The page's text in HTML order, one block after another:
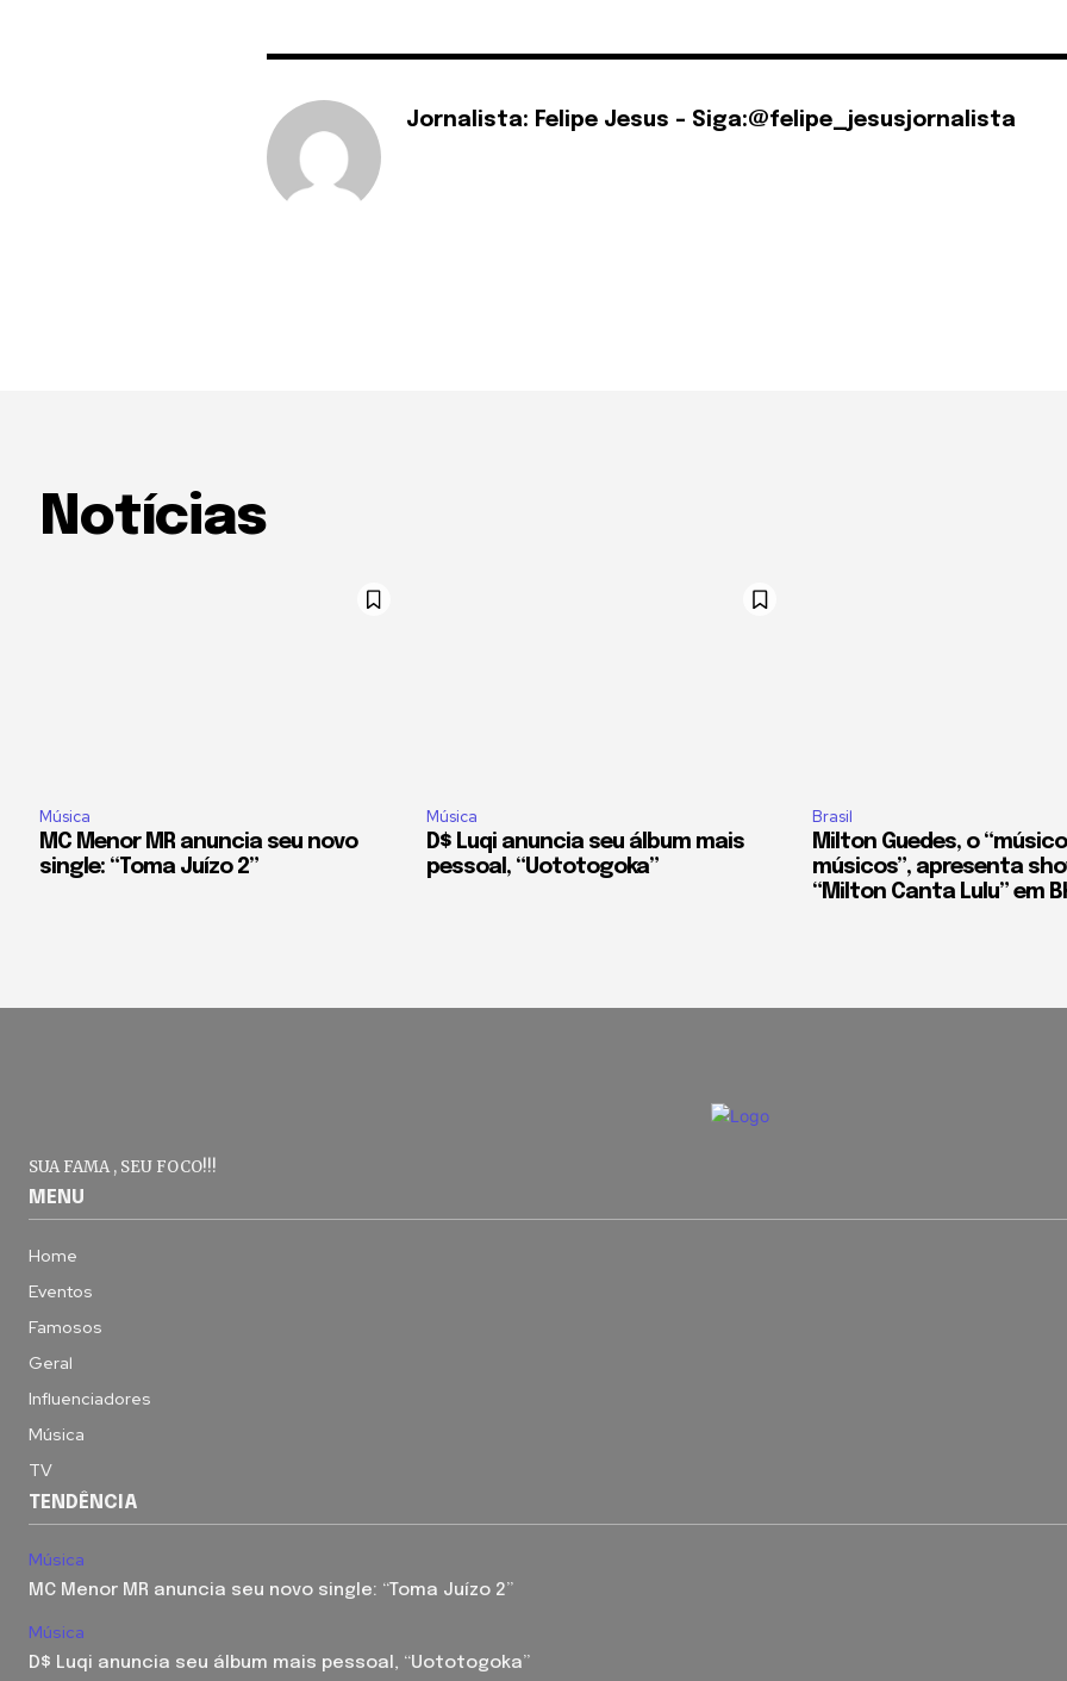
Jornalista: Felipe Jesus - Siga:@felipe_jesusjornalista
Notícias
Música
MC Menor MR anuncia seu novo
single: “Toma Juízo 2”
Música
D$ Luqi anuncia seu álbum mais
pessoal, “Uototogoka”
Brasil
Milton Guedes, o
músicos”, apresenta
“Milton Canta Lulu” em
SUA FAMA , SEU FOCO!!!
MENU
Home
Eventos
Famosos
Geral
Influenciadores
Música
TV
TENDÊNCIA
Música
MC Menor MR anuncia seu novo single: “Toma Juízo 2”
Música
D$ Luqi anuncia seu álbum mais pessoal, “Uototogoka”